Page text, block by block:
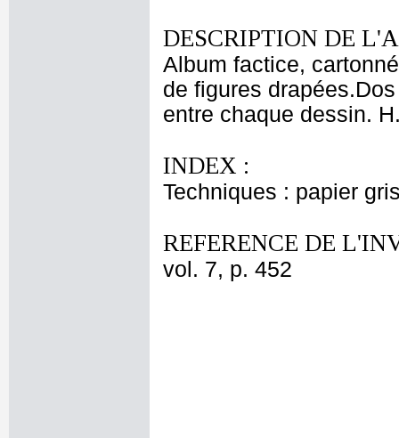
DESCRIPTION DE
Album factice,
de figures
entre chaque dessin.
INDEX :
Techniques : papier
REFERENCE DE
vol. 7, p. 452